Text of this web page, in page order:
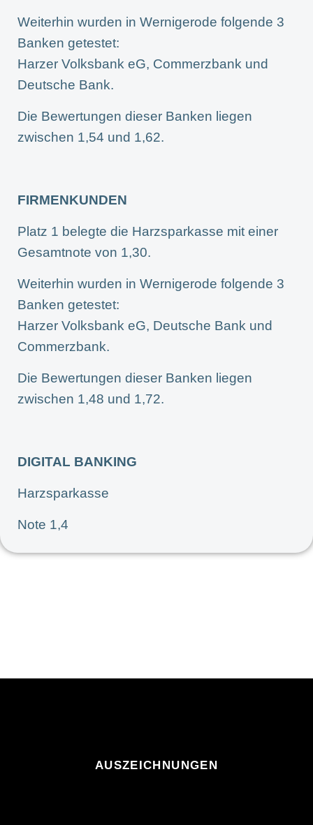
Weiterhin wurden in Wernigerode folgende 3
Banken getestet:
Harzer Volksbank eG, Commerzbank und
Deutsche Bank.
Die Bewertungen dieser Banken liegen
zwischen 1,54 und 1,62.
FIRMENKUNDEN
Platz 1 belegte die Harzsparkasse mit einer
Gesamtnote von 1,30.
Weiterhin wurden in Wernigerode folgende 3
Banken getestet:
Harzer Volksbank eG, Deutsche Bank und
Commerzbank.
Die Bewertungen dieser Banken liegen
zwischen 1,48 und 1,72.
DIGITAL BANKING
Harzsparkasse
Note 1,4
AUSZEICHNUNGEN